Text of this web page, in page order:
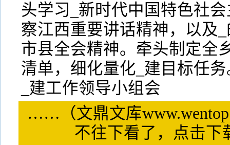
头学习_新时代中国特色社
察江西重要讲话精神，以及
市县全会精神。牵头制定全
清单，细化量化_建目标任
_建工作领导小组会
……（文鼎文库
不往下看了，点击